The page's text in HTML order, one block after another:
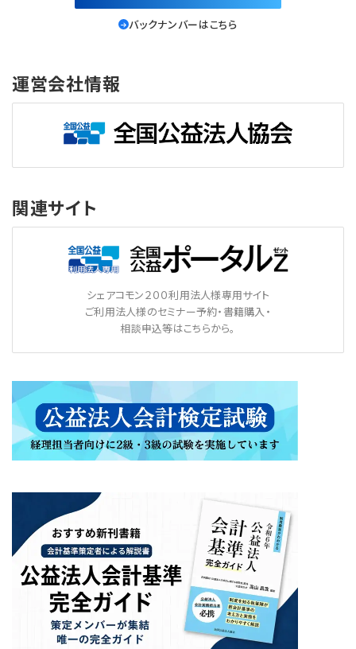
バックナンバーはこちら
運営会社情報
関連サイト
シェアコモン２００利用法人様専用サイト
ご利用法人様のセミナー予約・書籍購入・
相談申込等はこちらから。